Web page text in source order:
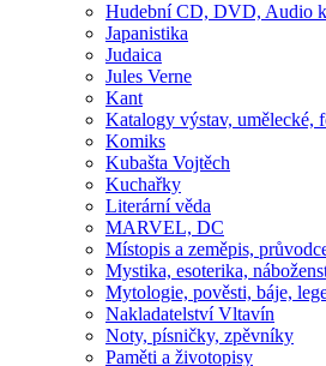
Hudební CD, DVD, Audio
Japanistika
Judaica
Jules Verne
Kant
Katalogy výstav, umělecké,
Komiks
Kubašta Vojtěch
Kuchařky
Literární věda
MARVEL, DC
Místopis a zeměpis,
Mystika, esoterika,
Mytologie, pověsti, báje,
Nakladatelství Vltavín
Noty, písničky, zpěvníky
Paměti a životopisy